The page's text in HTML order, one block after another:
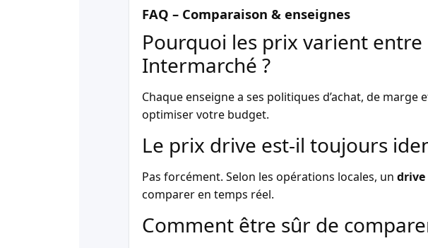
FAQ – Comparaison & enseignes
Pourquoi les prix varient
Intermarché ?
Chaque enseigne a ses politiques d’achat, de marge
optimiser votre budget.
Le prix drive est-il toujours
Pas forcément. Selon les opérations locales, un drive
comparer en temps réel.
Comment être sûr de